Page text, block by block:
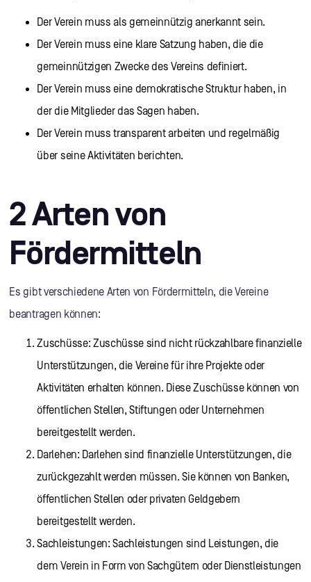
Der Verein muss als gemeinnützig anerkannt sein.
Der Verein muss eine klare Satzung haben, die die
gemeinnützigen Zwecke des Vereins definiert.
Der Verein muss eine demokratische Struktur haben, in
der die Mitglieder das Sagen haben.
Der Verein muss transparent arbeiten und regelmäßig
über seine Aktivitäten berichten.
2 Arten von
Fördermitteln
Es gibt verschiedene Arten von Fördermitteln, die Vereine
beantragen können:
Zuschüsse: Zuschüsse sind nicht rückzahlbare finanzielle
Unterstützungen, die Vereine für ihre Projekte oder
Aktivitäten erhalten können. Diese Zuschüsse können von
öffentlichen Stellen, Stiftungen oder Unternehmen
bereitgestellt werden.
Darlehen: Darlehen sind finanzielle Unterstützungen, die
zurückgezahlt werden müssen. Sie können von Banken,
öffentlichen Stellen oder privaten Geldgebern
bereitgestellt werden.
Sachleistungen: Sachleistungen sind Leistungen, die
dem Verein in Form von Sachgütern oder Dienstleistungen